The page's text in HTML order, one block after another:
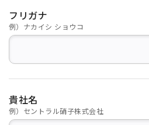
フリガナ
例）ナカイシ ショウコ
貴社名
例）セントラル硝子株式会社